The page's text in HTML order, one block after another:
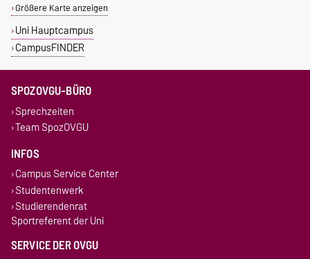
Größere Karte anzeigen
Uni Hauptcampus
CampusFINDER
SPOZOVGU-BÜRO
Sprechzeiten
Team SpozOVGU
INFOS
Campus Service Center
Studentenwerk
Studierendenrat
Sportreferent der Uni
SERVICE DER OVGU